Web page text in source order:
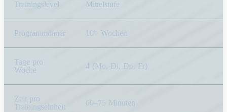
Trainingslevel Mittelstufe
Programmdauer 10+ Wochen
Tage pro
Woche
4 (Mo, Di, Do, Fr)
Zeit pro
Trainingseinheit
60–75 Minuten